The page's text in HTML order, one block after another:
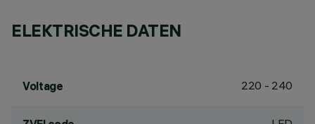
ELEKTRISCHE DATEN
Voltage 220 - 240